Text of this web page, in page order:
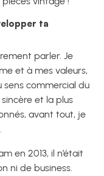
ta
parler. Je
et à mes valeurs,
sens commercial du
et la plus
avant tout, je
en 2013, il n’était
ni de business.